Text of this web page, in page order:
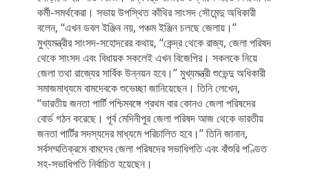
কর্মী-সমর্থকেরা। সভায় উপস্থিত কাঁথির সাংসদ সৌমেন্দু অধিকারী
বলেন, ‘‘এখন ডবল ইঞ্জিন নয়, পঞ্চম ইঞ্জিন চলছে জেলায়।’’
মুখ্যমন্ত্রীর সাংসদ-সহোদরের কথায়, ‘‘কেন্দ্র থেকে রাজ্য, জেলা পরিষদ
থেকে সাংসদ এবং বিধায়ক সকলেই এখন বিজেপির। সকলকে নিয়ে
জেলা তথা রাজ্যের সার্বিক উন্নয়ন হবে।’’ মুখ্যমন্ত্রী শুভেন্দু অধিকারী
সমাজমাধ্যমে বামদেবকে শুভেচ্ছা জানিয়েছেন। তিনি লেখেন,
‘‘ভারতীয় জনতা পার্টি পশ্চিমবঙ্গে প্রথম বার কোনও জেলা পরিষদের
বোর্ড গঠন করেছে। পূর্ব মেদিনীপুর জেলা পরিষদ আজ থেকে ভারতীয়
জনতা পার্টির সদস্যদের মাধ্যমে পরিচালিত হবে।’’ তিনি জানান,
সর্বসম্মতিক্রমে বামদেব জেলা পরিষদের সভাধিপতি এবং বাঁশুরি পণ্ডিত
সহ-সভাধিপতি নির্বাচিত হয়েছেন।